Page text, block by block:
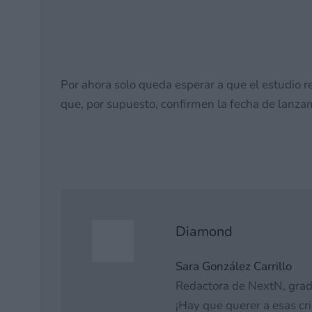
Por ahora solo queda esperar a que el estudio
que, por supuesto, confirmen la fecha de
Diamond
Sara González Carrillo
Redactora de NextN,
¡Hay que querer a esas